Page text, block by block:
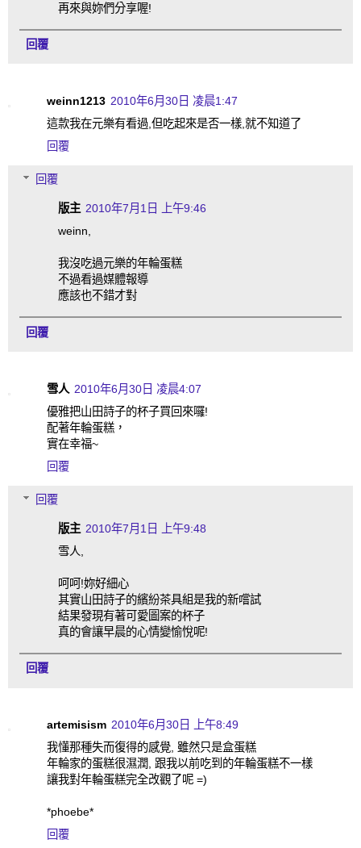
再來與妳們分享喔!
回覆
weinn1213 2010年6月30日 凌晨1:47
這款我在元樂有看過,但吃起來是否一樣,就不知道了
回覆
回覆
版主 2010年7月1日 上午9:46
weinn,
我沒吃過元樂的年輪蛋糕
不過看過媒體報導
應該也不錯才對
回覆
雪人 2010年6月30日 凌晨4:07
優雅把山田詩子的杯子買回來囉!
配著年輪蛋糕，
實在幸福~
回覆
回覆
版主 2010年7月1日 上午9:48
雪人,
呵呵!妳好細心
其實山田詩子的繽紛茶具組是我的新嚐試
結果發現有著可愛圖案的杯子
真的會讓早晨的心情變愉悅呢!
回覆
artemisism 2010年6月30日 上午8:49
我懂那種失而復得的感覺, 雖然只是盒蛋糕
年輪家的蛋糕很濕潤, 跟我以前吃到的年輪蛋糕不一樣
讓我對年輪蛋糕完全改觀了呢 =)
*phoebe*
回覆